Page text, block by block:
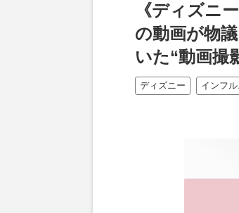
《ディズニ
の動画が物
いた“動画撮
ディズニー インフ